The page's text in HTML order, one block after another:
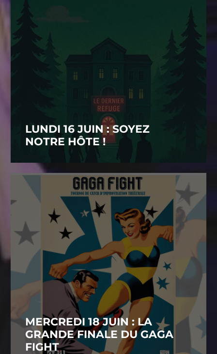
LUNDI 16 JUIN : SOYEZ
NOTRE HÔTE !
MERCREDI 18 JUIN : LA
GRANDE FINALE DU GAGA
FIGHT